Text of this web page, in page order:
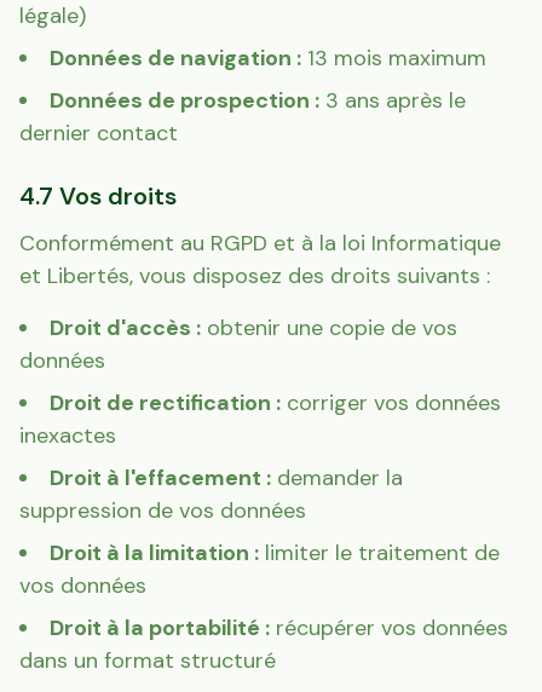
légale)
Données de navigation : 13 mois maximum
Données de prospection : 3 ans après le
dernier contact
4.7 Vos droits
Conformément au RGPD et à la loi Informatique
et Libertés, vous disposez des droits suivants :
Droit d'accès : obtenir une copie de vos
données
Droit de rectification : corriger vos données
inexactes
Droit à l'effacement : demander la
suppression de vos données
Droit à la limitation : limiter le traitement de
vos données
Droit à la portabilité : récupérer vos données
dans un format structuré